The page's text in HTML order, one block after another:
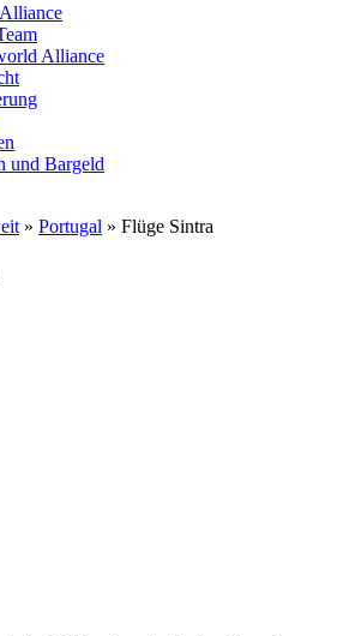
Alliance
und Bargeld
» Portugal » Flüge Sintra